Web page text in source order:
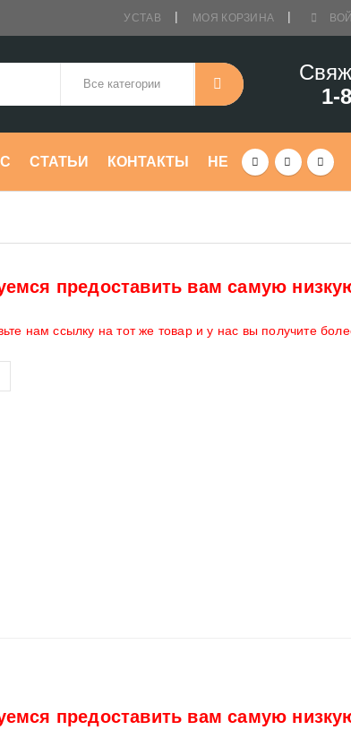
УСТАВ МОЯ КОРЗИНА
1-
СТАТЬИ КОНТАКТЫ HE
предоставить вам самую
нам ссылку на тот же товар и у нас вы получите
предоставить вам самую